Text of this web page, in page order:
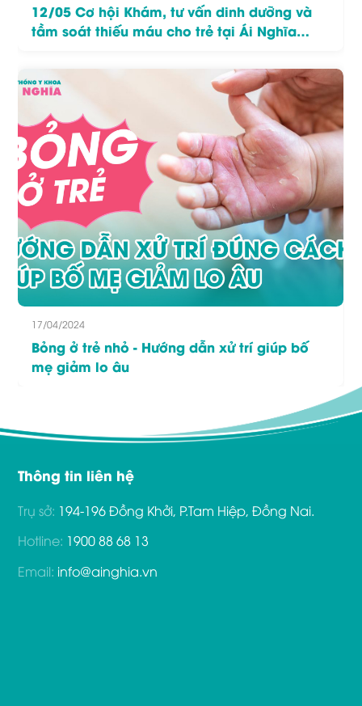
12/05 Cơ hội Khám, tư vấn dinh dưỡng và
tầm soát thiếu máu cho trẻ tại Ái Nghĩa
17/04/2024
Bỏng ở trẻ nhỏ - Hướng dẫn xử trí giúp bố
mẹ giảm lo âu
Thông tin liên hệ
Trụ sở: 194-196 Đồng Khởi, P.Tam Hiệp, Đồng Nai.
Hotline: 1900 88 68 13
Email: info@ainghia.vn